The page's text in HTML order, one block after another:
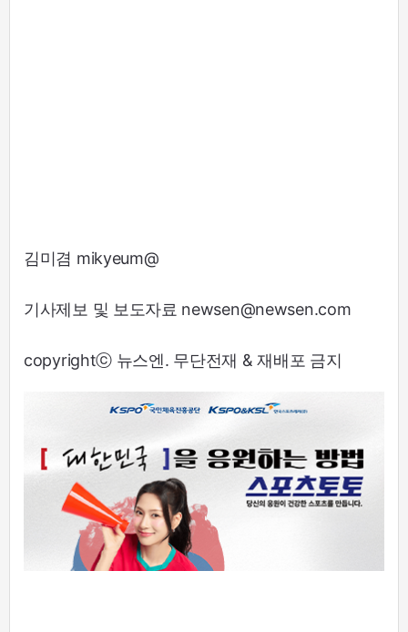
김미겸 mikyeum@
기사제보 및 보도자료 newsen@newsen.com
copyrightⓒ 뉴스엔. 무단전재 & 재배포 금지